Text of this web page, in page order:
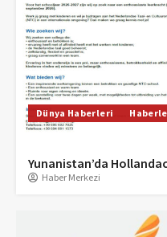
Dünya Haberleri
Yunanistan’da
Haber Merkezi